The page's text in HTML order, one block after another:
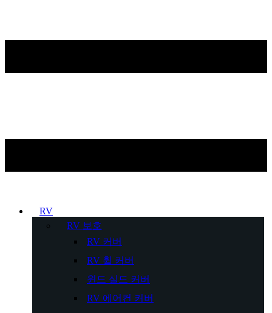
RV
RV 보호
RV 커버
RV 휠 커버
윈드 실드 커버
RV 에어컨 커버